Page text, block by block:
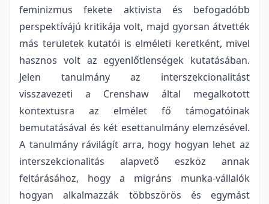
feminizmus fekete aktivista és befogadóbb
perspektívájú kritikája volt, majd gyorsan átvették
más területek kutatói is elméleti keretként, mivel
hasznos volt az egyenlőtlenségek kutatásában.
Jelen tanulmány az interszekcionalitást
visszavezeti a Crenshaw által megalkotott
kontextusra az elmélet fő támogatóinak
bemutatásával és két esettanulmány elemzésével.
A tanulmány rávilágít arra, hogy hogyan lehet az
interszekcionalitás alapvető eszköz annak
feltárásához, hogy a migráns munka-vállalók
hogyan alkalmazzák többszörös és egymást